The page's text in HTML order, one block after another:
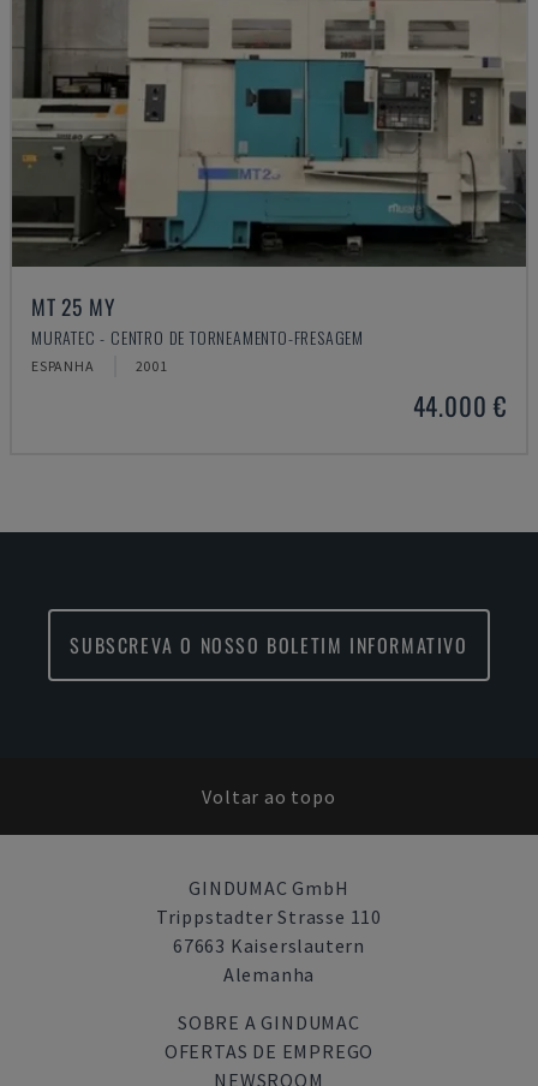
MT 25 MY
MURATEC - CENTRO DE TORNEAMENTO-FRESAGEM
ESPANHA 2001
44.000 €
SUBSCREVA O NOSSO BOLETIM INFORMATIVO
Voltar ao topo
GINDUMAC GmbH
Trippstadter Strasse 110
67663 Kaiserslautern
Alemanha
SOBRE A GINDUMAC
OFERTAS DE EMPREGO
NEWSROOM